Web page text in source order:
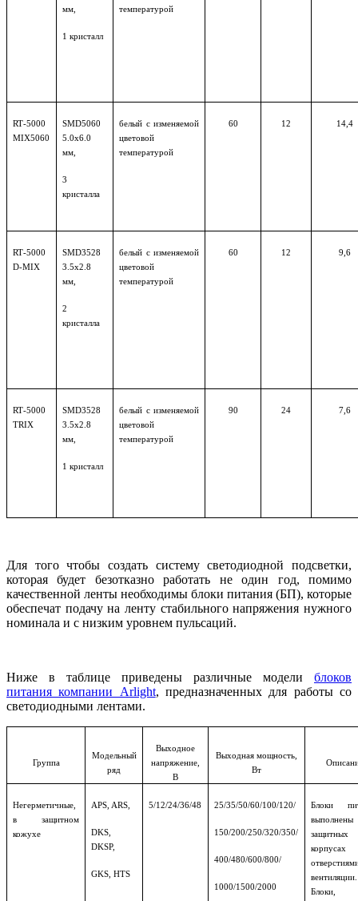
мм,
1 кристалл
температурой
RT-5000
MIX5060
SMD5060
5.0х6.0
мм,
3
кристалла
белый с изменяемой
цветовой
температурой
60 12 14,4
RT-5000
D-MIX
SMD3528
3.5х2.8
мм,
2
кристалла
белый с изменяемой
цветовой
температурой
60 12 9,6
RT-5000
TRIX
SMD3528
3.5х2.8
мм,
1 кристалл
белый с изменяемой
цветовой
температурой
90 24 7,6
Для того чтобы создать систему светодиодной подсветки,
которая будет безотказно работать не один год, помимо
качественной ленты необходимы блоки питания (БП), которые
обеспечат подачу на ленту стабильного напряжения нужного
номинала и с низким уровнем пульсаций.
Ниже в таблице приведены различные модели блоков
питания компании Arlight, предназначенных для работы со
светодиодными лентами.
Группа
Модельный
ряд
Выходное
напряжение,
В
Выходная мощность,
Вт
Негерметичные,
в защитном
кожухе
APS, ARS,
DKS,
DKSP,
GKS, HTS
5/12/24/36/48 25/35/50/60/100/120/
150/200/250/320/350/
400/480/600/800/
1000/1500/2000
Блоки
защитных
вентиляции.
Блоки,